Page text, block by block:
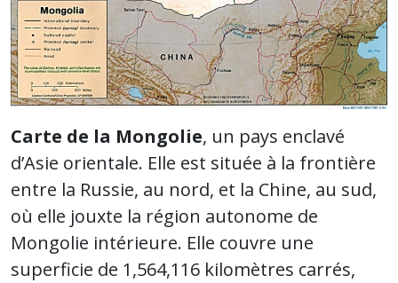
Carte de la Mongolie, un pays enclavé
d’Asie orientale. Elle est située à la frontière
entre la Russie, au nord, et la Chine, au sud,
où elle jouxte la région autonome de
Mongolie intérieure. Elle couvre une
superficie de 1,564,116 kilomètres carrés,